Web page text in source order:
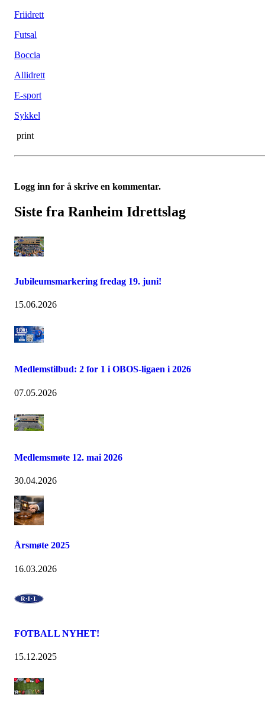
Friidrett
Futsal
Boccia
Allidrett
E-sport
Sykkel
print
Logg inn for å skrive en kommentar.
Siste fra Ranheim Idrettslag
Jubileumsmarkering fredag 19. juni!
15.06.2026
Medlemstilbud: 2 for 1 i OBOS-ligaen i 2026
07.05.2026
Medlemsmøte 12. mai 2026
30.04.2026
Årsmøte 2025
16.03.2026
FOTBALL NYHET!
15.12.2025